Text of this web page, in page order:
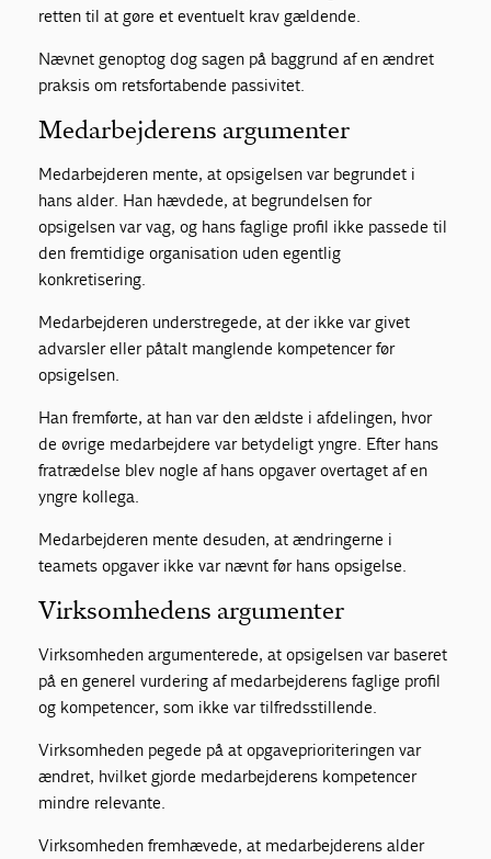
retten til at gøre et eventuelt krav gældende.
Nævnet genoptog dog sagen på baggrund af en ændret
praksis om retsfortabende passivitet.
Medarbejderens argumenter
Medarbejderen mente, at opsigelsen var begrundet i
hans alder. Han hævdede, at begrundelsen for
opsigelsen var vag, og hans faglige profil ikke passede til
den fremtidige organisation uden egentlig
konkretisering.
Medarbejderen understregede, at der ikke var givet
advarsler eller påtalt manglende kompetencer før
opsigelsen.
Han fremførte, at han var den ældste i afdelingen, hvor
de øvrige medarbejdere var betydeligt yngre. Efter hans
fratrædelse blev nogle af hans opgaver overtaget af en
yngre kollega.
Medarbejderen mente desuden, at ændringerne i
teamets opgaver ikke var nævnt før hans opsigelse.
Virksomhedens argumenter
Virksomheden argumenterede, at opsigelsen var baseret
på en generel vurdering af medarbejderens faglige profil
og kompetencer, som ikke var tilfredsstillende.
Virksomheden pegede på at opgaveprioriteringen var
ændret, hvilket gjorde medarbejderens kompetencer
mindre relevante.
Virksomheden fremhævede, at medarbejderens alder